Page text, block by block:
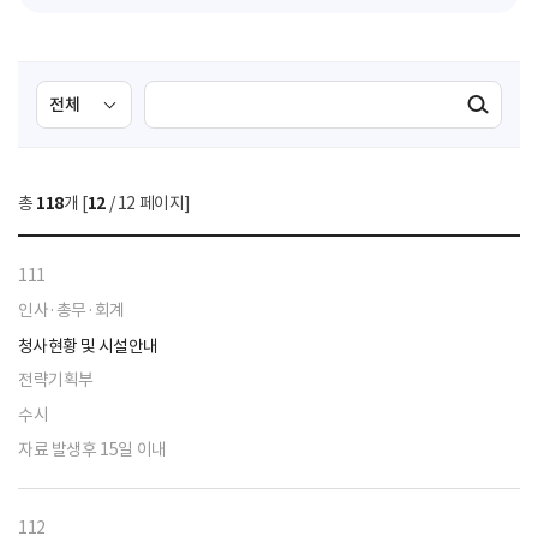
검
색
선
택
색
검색실행
총 118개 [12 / 12 페이지]
111
인사·총무·회계
청사현황 및 시설안내
전략기획부
수시
자료 발생후 15일 이내
112